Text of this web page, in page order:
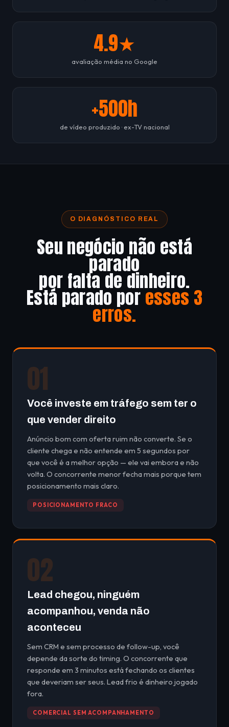
4.9★
avaliação média no Google
+500h
de vídeo produzido · ex-TV nacional
O DIAGNÓSTICO REAL
Seu negócio não está
parado
por falta de dinheiro.
Está parado poresses 3
erros.
01
Você investe em tráfego sem ter o
que vender direito
Anúncio bom com oferta ruim não converte. Se o
cliente chega e não entende em 5 segundos por
que você é a melhor opção — ele vai embora e não
volta. O concorrente menor fecha mais porque tem
posicionamento mais claro.
POSICIONAMENTO FRACO
02
Lead chegou, ninguém
acompanhou, venda não
aconteceu
Sem CRM e sem processo de follow-up, você
depende da sorte do timing. O concorrente que
responde em 3 minutos está fechando os clientes
que deveriam ser seus. Lead frio é dinheiro jogado
fora.
COMERCIAL SEM ACOMPANHAMENTO